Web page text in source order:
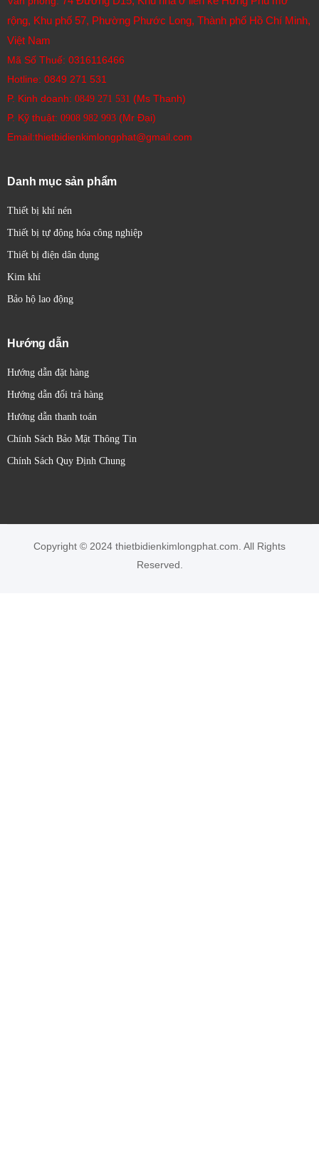
rộng, Khu phố 57, Phường Phước Long, Thành phố Hồ Chí Minh,
Việt Nam
Mã Số Thuế: 0316116466
Hotline: 0849 271 531
P. Kinh doanh: 0849 271 531 (Ms Thanh)
P. Kỹ thuật: 0908 982 993​ (Mr Đại)
Email:thietbidienkimlongphat@gmail.com
Danh mục sản phẩm
Thiết bị khí nén
Thiết bị tự động hóa công nghiệp
Thiết bị điện dân dụng
Kim khí
Bảo hộ lao động
Hướng dẫn
Hướng dẫn đặt hàng
Hướng dẫn đổi trả hàng
Hướng dẫn thanh toán
Chính Sách Bảo Mật Thông Tin
Chính Sách Quy Định Chung
Copyright © 2024 thietbidienkimlongphat.com. All Rights
Reserved.